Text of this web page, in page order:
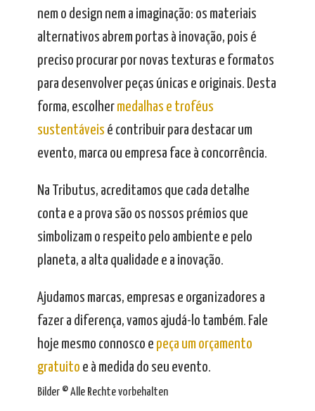
nem o design nem a imaginação: os materiais
alternativos abrem portas à inovação, pois é
preciso procurar por novas texturas e formatos
para desenvolver peças únicas e originais. Desta
forma, escolher medalhas e troféus
sustentáveis é contribuir para destacar um
evento, marca ou empresa face à concorrência.
Na Tributus, acreditamos que cada detalhe
conta e a prova são os nossos prémios que
simbolizam o respeito pelo ambiente e pelo
planeta, a alta qualidade e a inovação.
Ajudamos marcas, empresas e organizadores a
fazer a diferença, vamos ajudá-lo também. Fale
hoje mesmo connosco e peça um orçamento
gratuito e à medida do seu evento.
Bilder © Alle Rechte vorbehalten